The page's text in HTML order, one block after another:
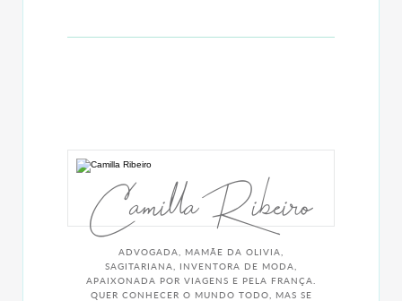
Camilla Ribeiro
ADVOGADA, MAMÃE DA OLIVIA,
SAGITARIANA, INVENTORA DE MODA,
APAIXONADA POR VIAGENS E PELA FRANÇA.
QUER CONHECER O MUNDO TODO, MAS SE